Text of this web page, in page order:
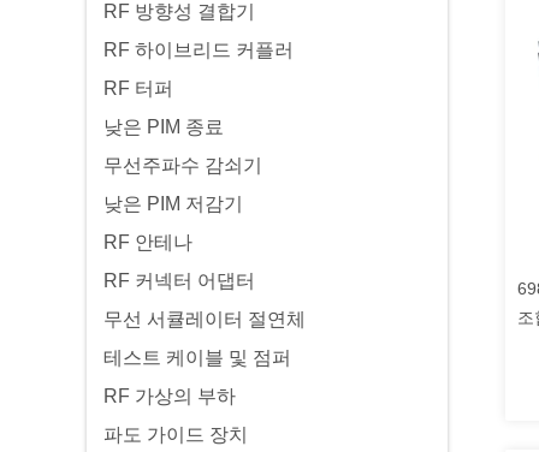
RF 방향성 결합기
RF 하이브리드 커플러
RF 터퍼
낮은 PIM 종료
무선주파수 감쇠기
낮은 PIM 저감기
RF 안테나
RF 커넥터 어댑터
무선 서큘레이터 절연체
테스트 케이블 및 점퍼
RF 가상의 부하
파도 가이드 장치
조